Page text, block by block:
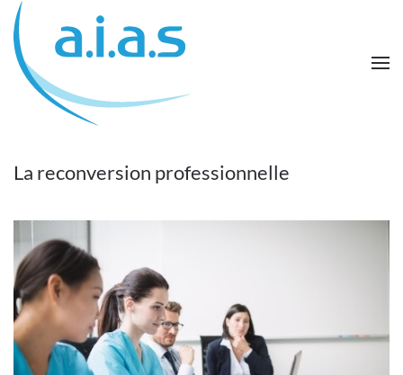
Passer au contenu principal
La reconversion professionnelle